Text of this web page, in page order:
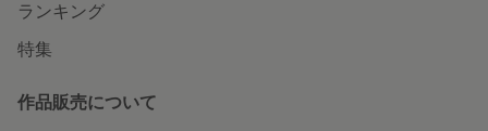
ランキング
特集
作品販売について